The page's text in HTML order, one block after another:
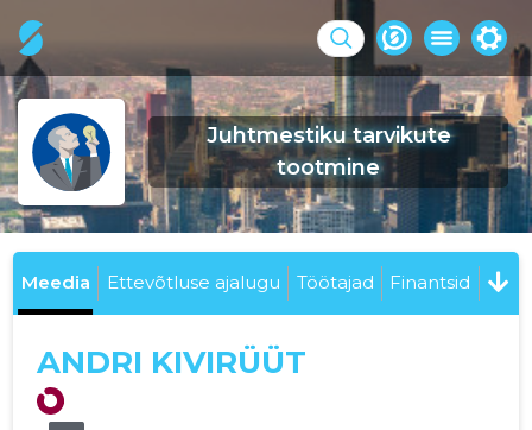
Juhtmestiku tarvikute
tootmine
Meedia Ettevõtluse ajalugu Töötajad Finantsid
ANDRI KIVIRÜÜT